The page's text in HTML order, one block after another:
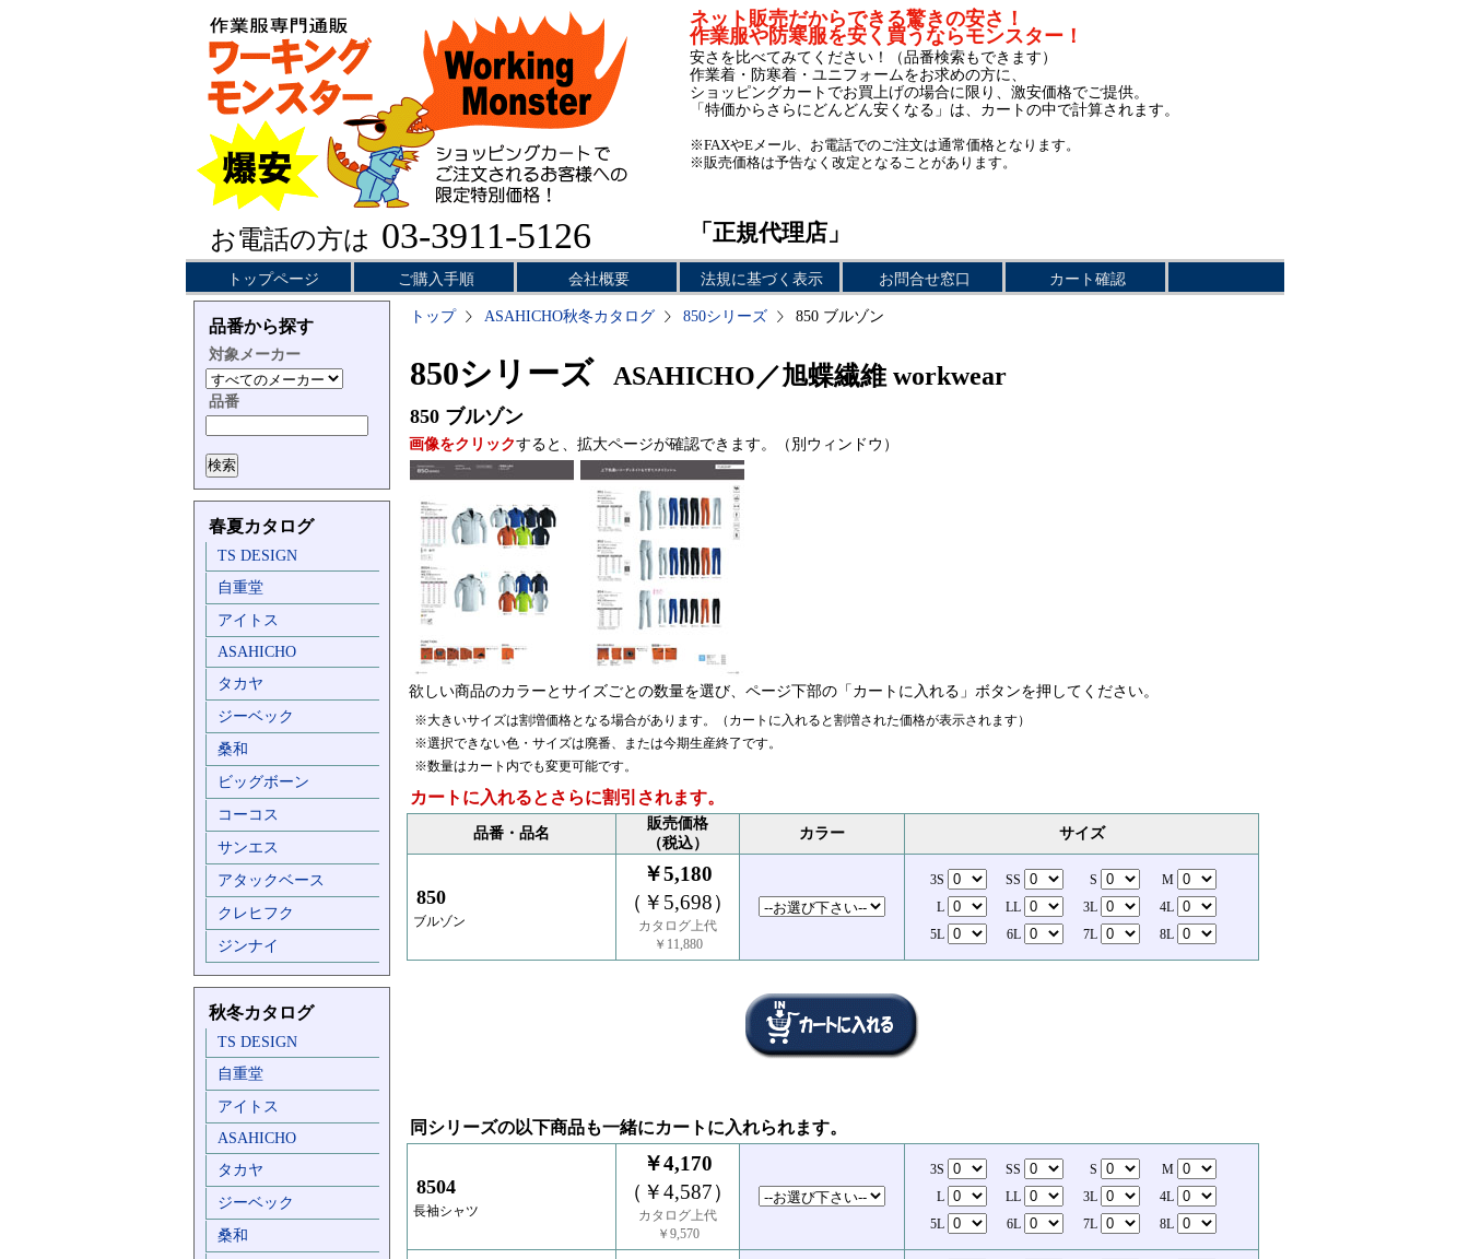
お電話の方は 03-3911-5126
ネット販売だからできる驚きの安さ！
作業服や防寒服を安く買うならモンスター！
安さを比べてみてください！（品番検索もできます）
作業着・防寒着・ユニフォームをお求めの方に、
ショッピングカートでお買上げの場合に限り、激安価格でご提供。
「特価からさらにどんどん安くなる」は、カートの中で計算されます。
※FAXやEメール、お電話でのご注文は通常価格となります。
※販売価格は予告なく改定となることがあります。
「正規代理店」
トップページ ご購入手順 会社概要 法規に基づく表示 お問合せ窓口 カート確認
品番から探す
対象メーカー
品番
春夏カタログ
TS DESIGN
自重堂
アイトス
ASAHICHO
タカヤ
ジーベック
桑和
ビッグボーン
コーコス
サンエス
アタックベース
クレヒフク
ジンナイ
秋冬カタログ
TS DESIGN
自重堂
アイトス
ASAHICHO
タカヤ
ジーベック
桑和
トップ ASAHICHO秋冬カタログ 850シリーズ 850 ブルゾン
850シリーズ ASAHICHO／旭蝶繊維 workwear
850 ブルゾン
画像をクリックすると、拡大ページが確認できます。（別ウィンドウ）
欲しい商品のカラーとサイズごとの数量を選び、ページ下部の「カートに入れる」ボタンを押してください。
※大きいサイズは割増価格となる場合があります。（カートに入れると割増された価格が表示されます）
※選択できない色・サイズは廃番、または今期生産終了です。
※数量はカート内でも変更可能です。
カートに入れるとさらに割引されます。
品番・品名
販売価格
（税込）
カラー サイズ
850
ブルゾン
￥5,180
（￥5,698）
カタログ上代
￥11,880
3S SS S
M
L
LL 3L
4L
5L
6L 7L 8L
同シリーズの以下商品も一緒にカートに入れられます。
8504
長袖シャツ
￥4,170
（￥4,587）
カタログ上代
￥9,570
3S SS S
M
L
LL 3L
4L
5L
6L 7L 8L